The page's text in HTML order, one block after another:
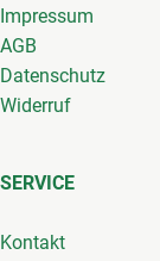
Impressum
AGB
Datenschutz
Widerruf
SERVICE
Kontakt